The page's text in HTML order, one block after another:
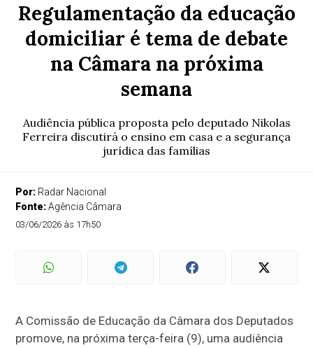
Regulamentação da educação
domiciliar é tema de debate
na Câmara na próxima
semana
Audiência pública proposta pelo deputado Nikolas
Ferreira discutirá o ensino em casa e a segurança
jurídica das famílias
Por: Radar Nacional
Fonte:Agência Câmara
03/06/2026 às 17h50
A Comissão de Educação da Câmara dos Deputados
promove, na próxima terça-feira (9), uma audiência